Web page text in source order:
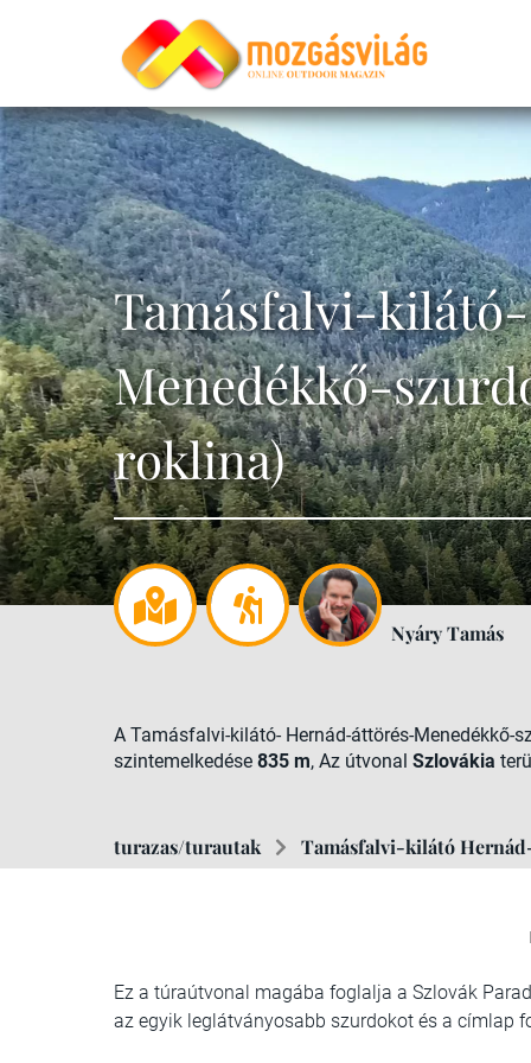
Tamásfalvi-
Menedékkő-
roklina)
Nyáry Tamás
A Tamásfalvi-kilátó- Hernád-áttörés-
szintemelkedése 835 m, Az útvonal Szlovákia
turazas/turautak Tamásfalvi-kilátó
Ez a túraútvonal magába foglalja a Szlovák
az egyik leglátványosabb szurdokot és a címlap